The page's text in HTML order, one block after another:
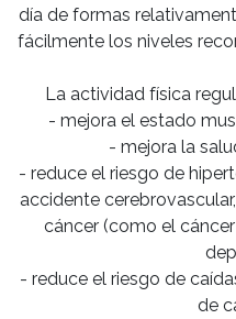
día de formas
fácilmente los niveles
La actividad física
- mejora el estado
- mejora la
- reduce el riesgo de
accidente
cáncer (como el
- reduce el riesgo de
de